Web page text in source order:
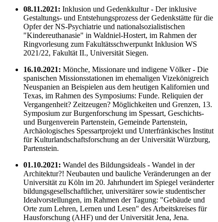
08.11.2021: Inklusion und Gedenkkultur - Der inklusive
Gestaltungs- und Entstehungsprozess der Gedenkstätte für die
Opfer der NS-Psychiatrie und nationalsozialistischen
"Kindereuthanasie" in Waldniel-Hostert, im Rahmen der
Ringvorlesung zum Fakultätsschwerpunkt Inklusion WS
2021/22, Fakultät II., Universität Siegen.
16.10.2021: Mönche, Missionare und indigene Völker - Die
spanischen Missionsstationen im ehemaligen Vizekönigreich
Neuspanien an Beispielen aus dem heutigen Kalifornien und
Texas, im Rahmen des Symposiums: Funde. Reliquien der
Vergangenheit? Zeitzeugen? Möglichkeiten und Grenzen, 13.
Symposium zur Burgenforschung im Spessart, Geschichts-
und Burgenverein Partenstein, Gemeinde Partenstein,
Archäologisches Spessartprojekt und Unterfränkisches Institut
für Kulturlandschaftsforschung an der Universität Würzburg,
Partenstein.
01.10.2021: Wandel des Bildungsideals - Wandel in der
Architektur?! Neubauten und bauliche Veränderungen an der
Universität zu Köln im 20. Jahrhundert im Spiegel veränderter
bildungsgesellschaftlicher, universitärer sowie studentischer
Idealvorstellungen, im Rahmen der Tagung: "Gebäude und
Orte zum Lehren, Lernen und Lesen" des Arbeitskreises für
Hausforschung (AHF) und der Universität Jena, Jena.